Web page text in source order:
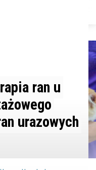
ran u
urazowych